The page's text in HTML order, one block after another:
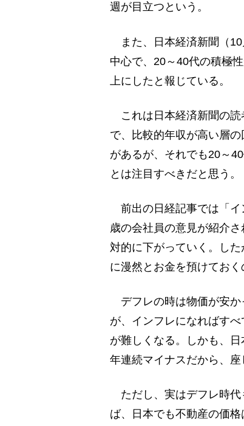
週が目立つという。
また、日本経済新聞（10
中心で、20～40代の積極
上にしたと報じている。
これは日本経済新聞の読
で、比較的年収が高い層
があるが、それでも20～
とは注目すべきだと思う。
前出の日経記事では「イ
歳の会社員の意見が紹介
対的に下がっていく。し
に漫然とお金を預けてお
デフレの時は物価が安か
が、インフレになればす
が難しくなる。しかも、
年連続マイナスだから、座
ただし、実はデフレ時代
ば、日本でも不動産の価